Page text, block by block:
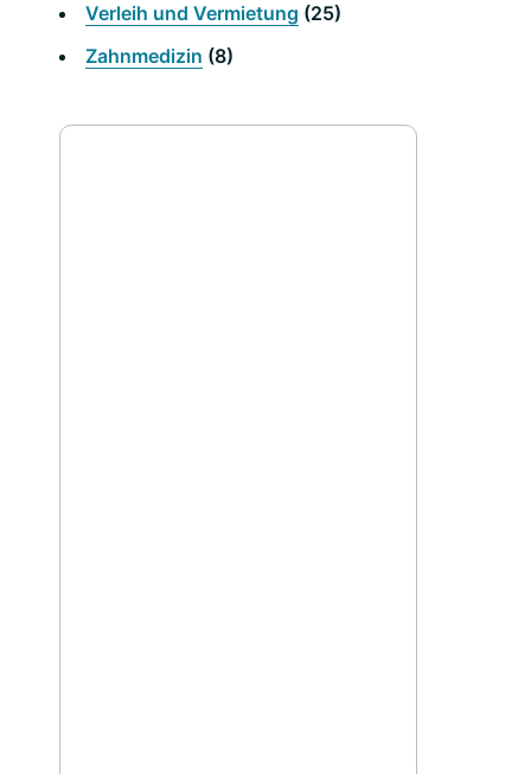
Verleih und Vermietung (25)
Zahnmedizin (8)